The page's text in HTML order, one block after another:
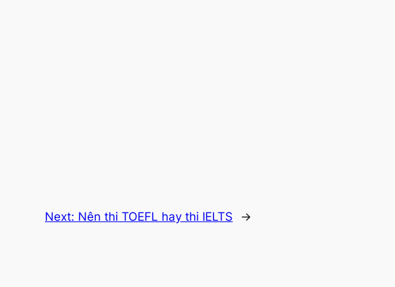
Next: Nên thi TOEFL hay thi IELTS →